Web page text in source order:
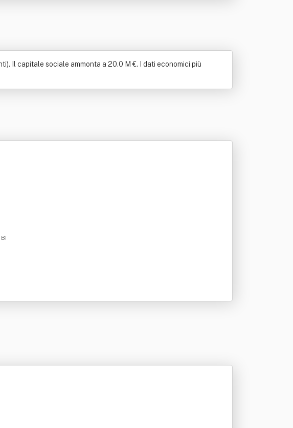
Il capitale sociale ammonta a 20.0 M €. I dati economici più